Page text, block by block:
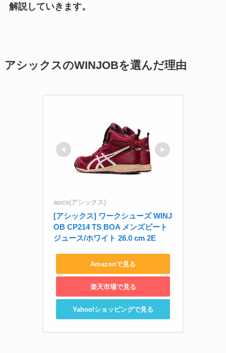
解説していきます。
アシックスのWINJOBを選んだ理由
asics(アシックス)
[アシックス] ワークシューズ WINJ
OB CP214 TS BOA メンズビート
ジュース/ホワイト 26.0 cm 2E
Amazonで見る
楽天市場で見る
Yahoo!ショッピングで見る